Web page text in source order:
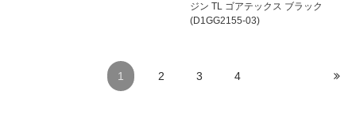
ジン TL ゴアテックス ブラック
(D1GG2155-03)
1 2 3 4